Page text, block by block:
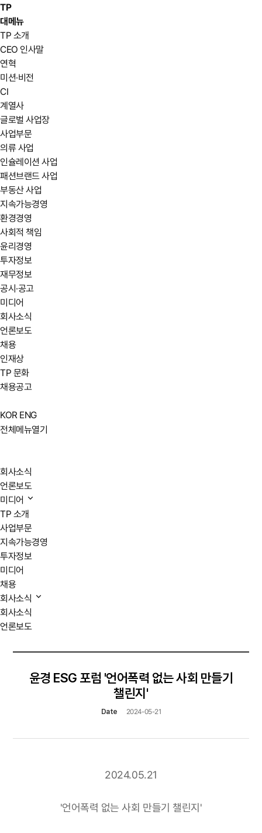
TP
대메뉴
TP 소개
CEO 인사말
연혁
미션·비전
CI
계열사
글로벌 사업장
사업부문
의류 사업
인슐레이션 사업
패션브랜드 사업
부동산 사업
지속가능경영
환경경영
사회적 책임
윤리경영
투자정보
재무정보
공시·공고
미디어
회사소식
언론보도
채용
인재상
TP 문화
채용공고
KOR ENG
전체메뉴열기
회사소식
언론보도
미디어
TP 소개
사업부문
지속가능경영
투자정보
미디어
채용
회사소식
회사소식
언론보도
윤경 ESG 포럼 '언어폭력 없는 사회 만들기
챌린지'
Date 2024-05-21
2024.05.21
'언어폭력 없는 사회 만들기 챌린지'